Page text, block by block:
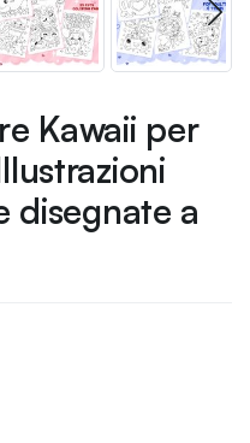
Kawaii per
disegnate a